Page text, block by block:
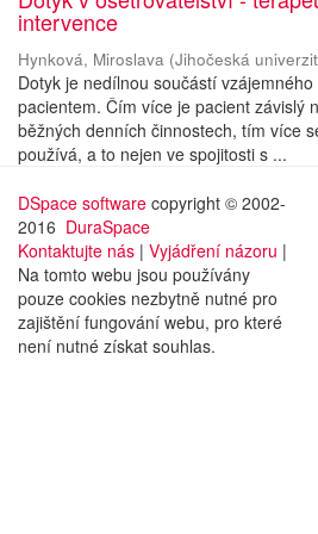
intervence
Hynková, Miroslava (Jihočeská
Dotyk je nedílnou součástí
pacientem. Čím více je pacient závislý
běžných denních činnostech, tím více
používá, a to nejen ve spojitosti s ...
DSpace software copyright © 2002-
2016 DuraSpace
Kontaktujte nás | Vyjádření názoru |
Na tomto webu jsou používány
pouze cookies nezbytně nutné pro
zajištění fungování webu, pro které
není nutné získat souhlas.